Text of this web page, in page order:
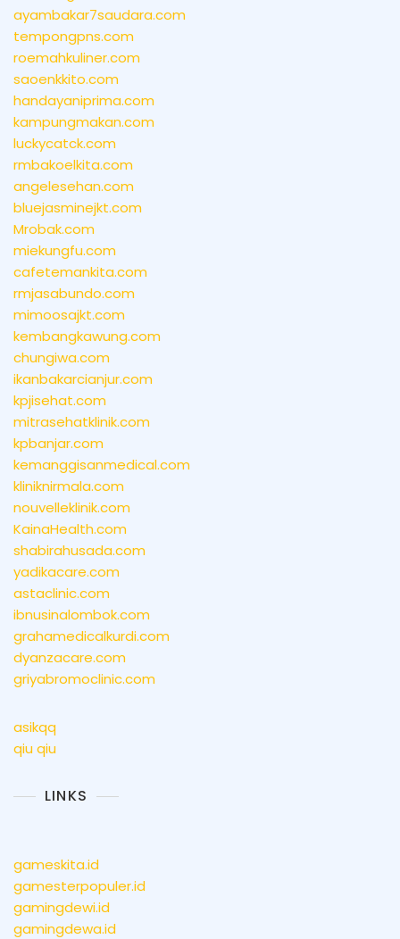
ayambakar7saudara.com
tempongpns.com
roemahkuliner.com
saoenkkito.com
handayaniprima.com
kampungmakan.com
luckycatck.com
rmbakoelkita.com
angelesehan.com
bluejasminejkt.com
Mrobak.com
miekungfu.com
cafetemankita.com
rmjasabundo.com
mimoosajkt.com
kembangkawung.com
chungiwa.com
ikanbakarcianjur.com
kpjisehat.com
mitrasehatklinik.com
kpbanjar.com
kemanggisanmedical.com
kliniknirmala.com
nouvelleklinik.com
KainaHealth.com
shabirahusada.com
yadikacare.com
astaclinic.com
ibnusinalombok.com
grahamedicalkurdi.com
dyanzacare.com
griyabromoclinic.com
asikqq
qiu qiu
LINKS
gameskita.id
gamesterpopuler.id
gamingdewi.id
gamingdewa.id